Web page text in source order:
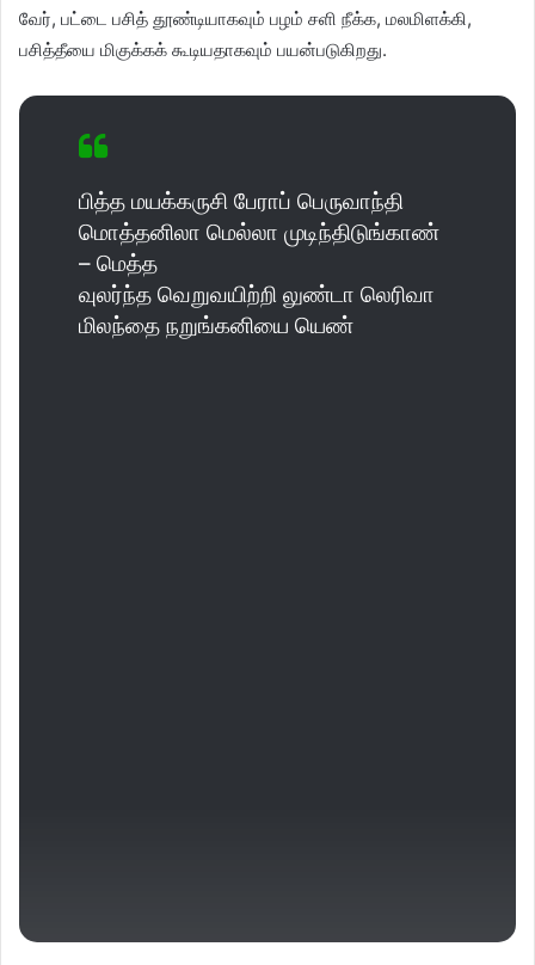
வேர், பட்டை பசித் தூண்டியாகவும் பழம் சளி நீக்க, மலமிளக்கி,
பசித்தீயை மிகுக்கக் கூடியதாகவும் பயன்படுகிறது.
பித்த மயக்கருசி பேராப் பெருவாந்தி
மொத்தனிலா மெல்லா முடிந்திடுங்காண்
– மெத்த
வுலர்ந்த வெறுவயிற்றி லுண்டா லெரிவா
மிலந்தை நறுங்கனியை யெண்